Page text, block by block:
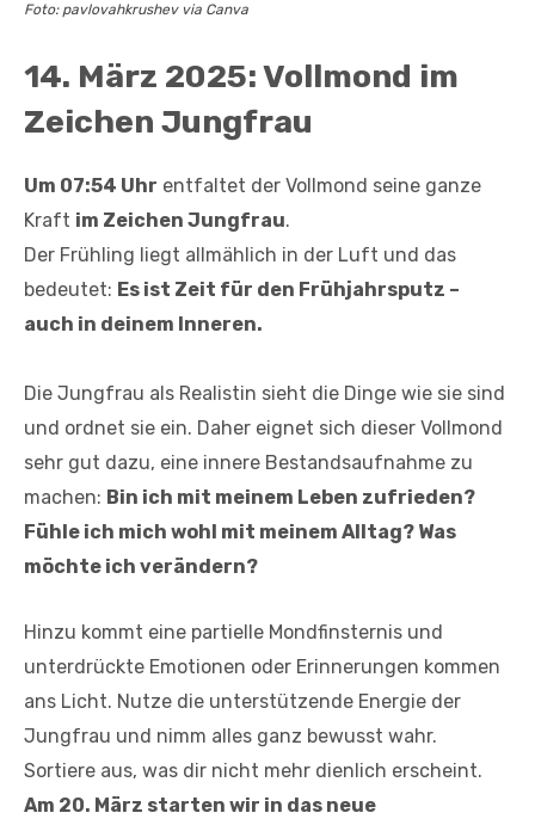
Foto: pavlovahkrushev via Canva
14. März 2025: Vollmond im
Zeichen Jungfrau
Um 07:54 Uhr entfaltet der Vollmond seine ganze
Kraft im Zeichen Jungfrau.
Der Frühling liegt allmählich in der Luft und das
bedeutet: Es ist Zeit für den Frühjahrsputz –
auch in deinem Inneren.
Die Jungfrau als Realistin sieht die Dinge wie sie sind
und ordnet sie ein. Daher eignet sich dieser Vollmond
sehr gut dazu, eine innere Bestandsaufnahme zu
machen: Bin ich mit meinem Leben zufrieden?
Fühle ich mich wohl mit meinem Alltag? Was
möchte ich verändern?
Hinzu kommt eine partielle Mondfinsternis und
unterdrückte Emotionen oder Erinnerungen kommen
ans Licht. Nutze die unterstützende Energie der
Jungfrau und nimm alles ganz bewusst wahr.
Sortiere aus, was dir nicht mehr dienlich erscheint.
Am 20. März starten wir in das neue